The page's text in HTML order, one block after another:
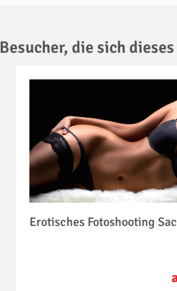
Besucher, die sich
Erotisches Fotoshooting